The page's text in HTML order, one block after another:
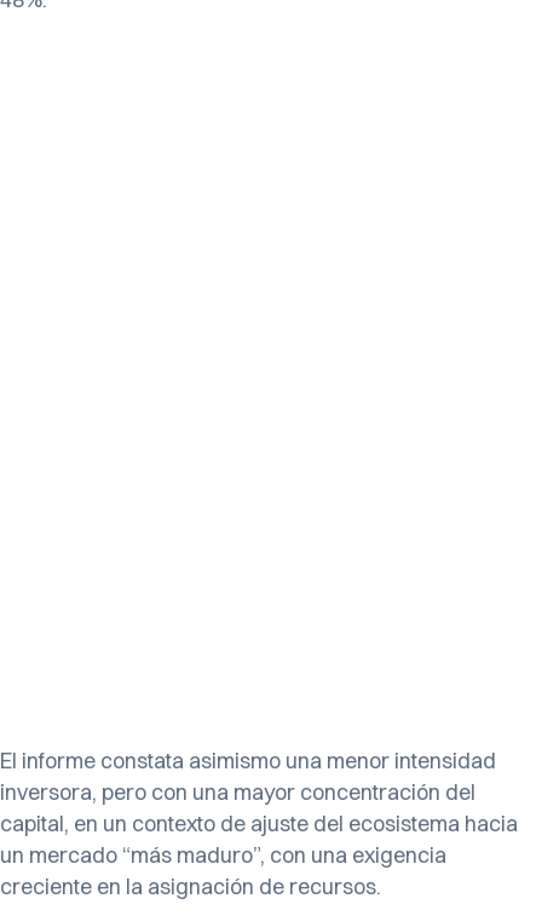
El informe constata asimismo una menor intensidad
inversora, pero con una mayor concentración del
capital, en un contexto de ajuste del ecosistema hacia
un mercado “más maduro”, con una exigencia
creciente en la asignación de recursos.